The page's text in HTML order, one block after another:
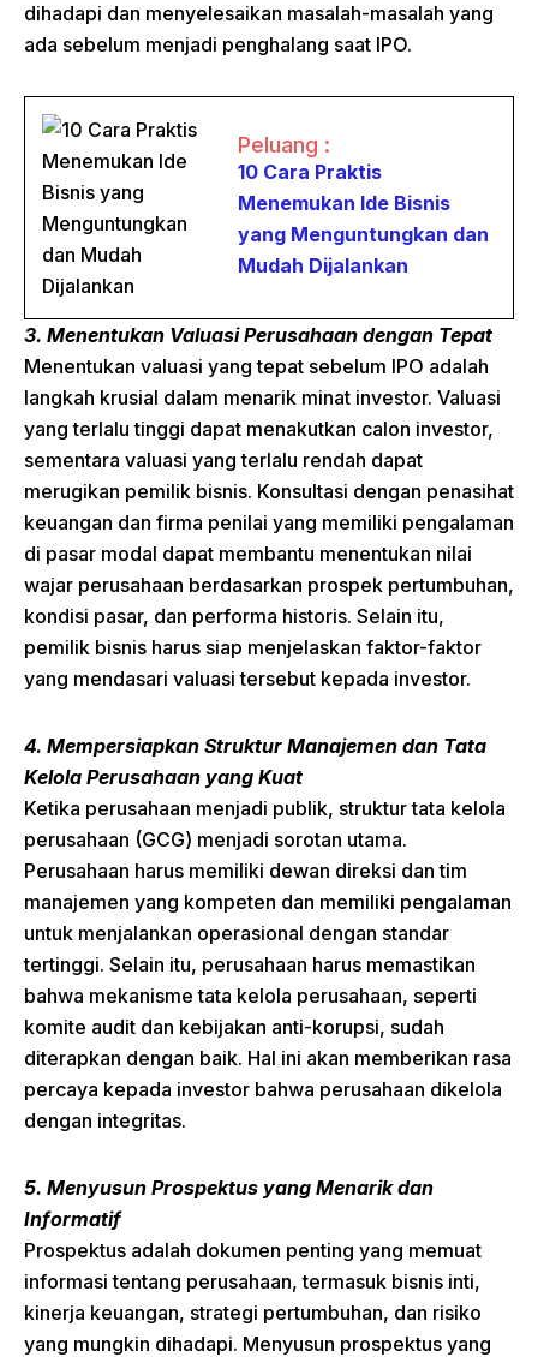
dihadapi dan menyelesaikan masalah-masalah yang
ada sebelum menjadi penghalang saat IPO.
Peluang :
10 Cara Praktis
Menemukan Ide Bisnis
yang Menguntungkan dan
Mudah Dijalankan
3. Menentukan Valuasi Perusahaan dengan Tepat
Menentukan valuasi yang tepat sebelum IPO adalah
langkah krusial dalam menarik minat investor. Valuasi
yang terlalu tinggi dapat menakutkan calon investor,
sementara valuasi yang terlalu rendah dapat
merugikan pemilik bisnis. Konsultasi dengan penasihat
keuangan dan firma penilai yang memiliki pengalaman
di pasar modal dapat membantu menentukan nilai
wajar perusahaan berdasarkan prospek pertumbuhan,
kondisi pasar, dan performa historis. Selain itu,
pemilik bisnis harus siap menjelaskan faktor-faktor
yang mendasari valuasi tersebut kepada investor.
4. Mempersiapkan Struktur Manajemen dan Tata
Kelola Perusahaan yang Kuat
Ketika perusahaan menjadi publik, struktur tata kelola
perusahaan (GCG) menjadi sorotan utama.
Perusahaan harus memiliki dewan direksi dan tim
manajemen yang kompeten dan memiliki pengalaman
untuk menjalankan operasional dengan standar
tertinggi. Selain itu, perusahaan harus memastikan
bahwa mekanisme tata kelola perusahaan, seperti
komite audit dan kebijakan anti-korupsi, sudah
diterapkan dengan baik. Hal ini akan memberikan rasa
percaya kepada investor bahwa perusahaan dikelola
dengan integritas.
5. Menyusun Prospektus yang Menarik dan
Informatif
Prospektus adalah dokumen penting yang memuat
informasi tentang perusahaan, termasuk bisnis inti,
kinerja keuangan, strategi pertumbuhan, dan risiko
yang mungkin dihadapi. Menyusun prospektus yang